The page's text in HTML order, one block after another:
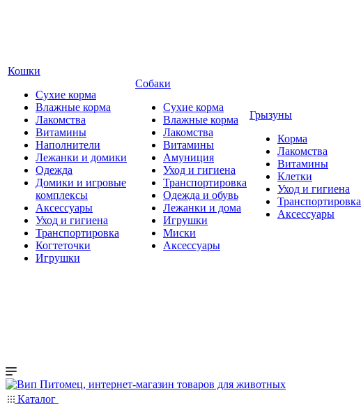
Кошки
Сухие корма
Влажные корма
Лакомства
Витамины
Наполнители
Лежанки и домики
Одежда
Домики и игровые
комплексы
Аксессуары
Уход и гигиена
Транспортировка
Когтеточки
Игрушки
Собаки
Сухие корма
Влажные корма
Лакомства
Витамины
Амуниция
Уход и гигиена
Транспортировка
Одежда и обувь
Лежанки и дома
Игрушки
Миски
Аксессуары
Грызуны
Корма
Лакомства
Витамины
Клетки
Уход и гигиена
Транспортировка
Аксессуары
Каталог